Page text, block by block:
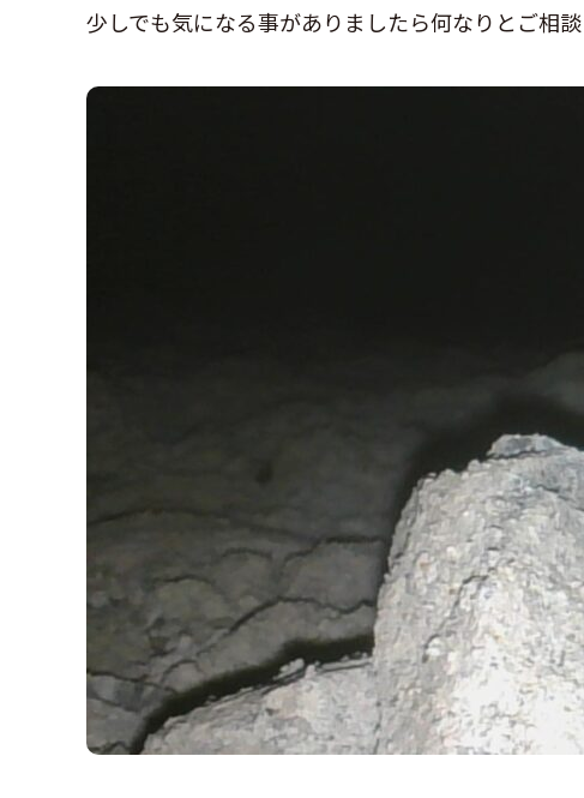
少しでも気になる事がありましたら何なりとご相